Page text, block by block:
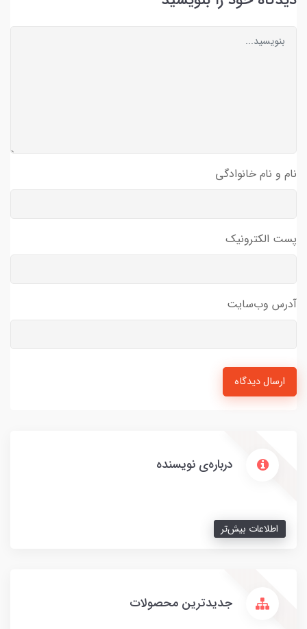
نام و نام خانوادگی
پست الکترونیک
آدرس وب‌سایت
ارسال دیدگاه
درباره‌ی نویسنده
اطلاعات بیش‌تر
جدیدترین محصولات